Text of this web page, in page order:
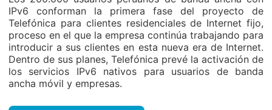
IPv6 conforman la primera fase del proyecto de
Telefónica para clientes residenciales de Internet fijo,
proceso en el que la empresa continúa trabajando para
introducir a sus clientes en esta nueva era de Internet.
Dentro de sus planes, Telefónica prevé la activación de
los servicios IPv6 nativos para usuarios de banda
ancha móvil y empresas.